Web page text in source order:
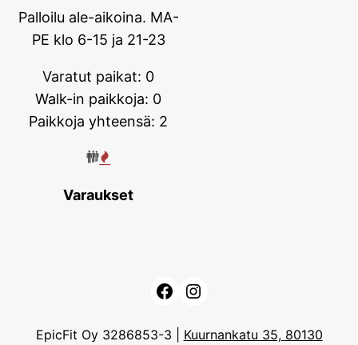
Palloilu ale-aikoina. MA-
PE klo 6-15 ja 21-23
Varatut paikat: 0
Walk-in paikkoja: 0
Paikkoja yhteensä: 2
Varaukset
Facebook
Instagram
EpicFit Oy 3286853-3 | Kuurnankatu 35, 80130